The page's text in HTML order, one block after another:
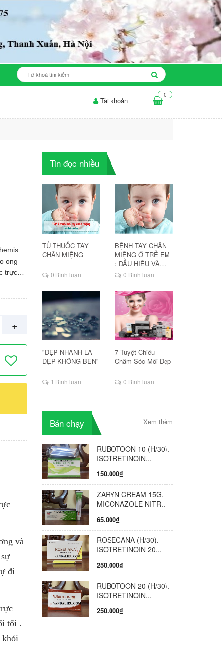
Thời gian để sản phẩm làm trắng
0
Tài khoản
ong
trực
tiếp
da ,
hậu
sau
tối .
cho
+
và
đi
tối .
khỏi
Tin đọc nhiều
TỦ THUỐC TAY
CHÂN MIỆNG
0 Bình luận
BỆNH TAY CHÂN
MIỆNG Ở TRẺ EM
: DẤU HIỆU VÀ
CÁCH ĐIỀU TRỊ
0 Bình luận
"ĐẸP NHANH LÀ
ĐẸP KHÔNG BỀN"
1 Bình luận
7 Tuyệt Chiêu
Chăm Sóc Môi Đẹp
0 Bình luận
Bán chạy Xem thêm
RUBOTOON 10 (H/30).
ISOTRETINOIN...
150.000₫
ZARYN CREAM 15G.
MICONAZOLE NITR...
65.000₫
ROSECANA (H/30).
ISOTRETINOIN 20...
250.000₫
RUBOTOON 20 (H/30).
ISOTRETINOIN...
250.000₫